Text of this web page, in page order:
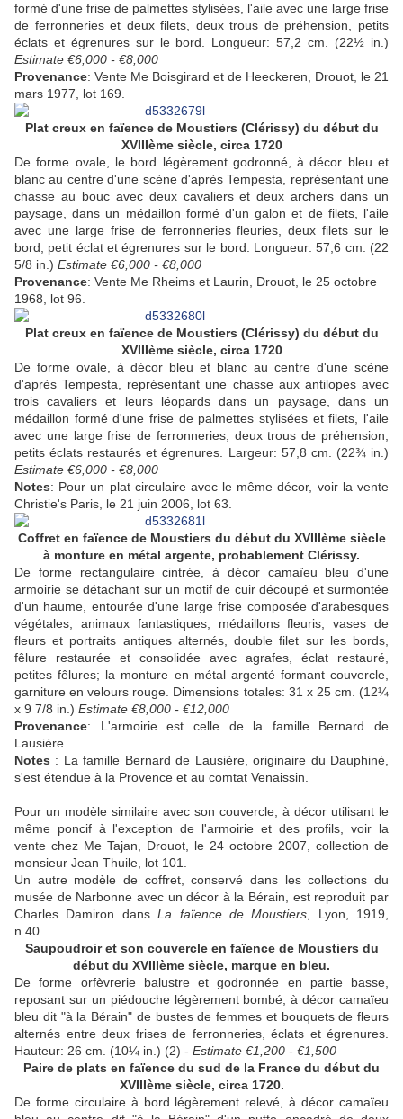
formé d'une frise de palmettes stylisées, l'aile avec une large frise
de ferronneries et deux filets, deux trous de préhension, petits
éclats et égrenures sur le bord. Longueur: 57,2 cm. (22½ in.)
Estimate €6,000 - €8,000
Provenance: Vente Me Boisgirard et de Heeckeren, Drouot, le 21
mars 1977, lot 169.
Plat creux en faïence de Moustiers (Clérissy) du début du
XVIIIème siècle, circa 1720
De forme ovale, le bord légèrement godronné, à décor bleu et
blanc au centre d'une scène d'après Tempesta, représentant une
chasse au bouc avec deux cavaliers et deux archers dans un
paysage, dans un médaillon formé d'un galon et de filets, l'aile
avec une large frise de ferronneries fleuries, deux filets sur le
bord, petit éclat et égrenures sur le bord. Longueur: 57,6 cm. (22
5/8 in.) Estimate €6,000 - €8,000
Provenance: Vente Me Rheims et Laurin, Drouot, le 25 octobre
1968, lot 96.
Plat creux en faïence de Moustiers (Clérissy) du début du
XVIIIème siècle, circa 1720
De forme ovale, à décor bleu et blanc au centre d'une scène
d'après Tempesta, représentant une chasse aux antilopes avec
trois cavaliers et leurs léopards dans un paysage, dans un
médaillon formé d'une frise de palmettes stylisées et filets, l'aile
avec une large frise de ferronneries, deux trous de préhension,
petits éclats restaurés et égrenures. Largeur: 57,8 cm. (22¾ in.)
Estimate €6,000 - €8,000
Notes: Pour un plat circulaire avec le même décor, voir la vente
Christie's Paris, le 21 juin 2006, lot 63.
Coffret en faïence de Moustiers du début du XVIIIème siècle
à monture en métal argente, probablement Clérissy.
De forme rectangulaire cintrée, à décor camaïeu bleu d'une
armoirie se détachant sur un motif de cuir découpé et surmontée
d'un haume, entourée d'une large frise composée d'arabesques
végétales, animaux fantastiques, médaillons fleuris, vases de
fleurs et portraits antiques alternés, double filet sur les bords,
fêlure restaurée et consolidée avec agrafes, éclat restauré,
petites fêlures; la monture en métal argenté formant couvercle,
garniture en velours rouge. Dimensions totales: 31 x 25 cm. (12¼
x 9 7/8 in.) Estimate €8,000 - €12,000
Provenance: L'armoirie est celle de la famille Bernard de
Lausière.
Notes : La famille Bernard de Lausière, originaire du Dauphiné,
s'est étendue à la Provence et au comtat Venaissin.
Pour un modèle similaire avec son couvercle, à décor utilisant le
même poncif à l'exception de l'armoirie et des profils, voir la
vente chez Me Tajan, Drouot, le 24 octobre 2007, collection de
monsieur Jean Thuile, lot 101.
Un autre modèle de coffret, conservé dans les collections du
musée de Narbonne avec un décor à la Bérain, est reproduit par
Charles Damiron dansLa faïence de Moustiers , Lyon, 1919,
n.40.
Saupoudroir et son couvercle en faïence de Moustiers du
début du XVIIIème siècle, marque en bleu.
De forme orfèvrerie balustre et godronnée en partie basse,
reposant sur un piédouche légèrement bombé, à décor camaïeu
bleu dit "à la Bérain" de bustes de femmes et bouquets de fleurs
alternés entre deux frises de ferronneries, éclats et égrenures.
Hauteur: 26 cm. (10¼ in.) (2) - Estimate €1,200 - €1,500
Paire de plats en faïence du sud de la France du début du
XVIIIème siècle, circa 1720.
De forme circulaire à bord légèrement relevé, à décor camaïeu